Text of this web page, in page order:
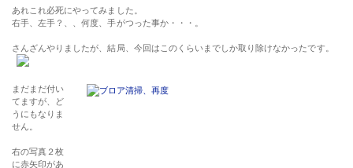
あれこれ必死にやってみました。
右手、左手？、、何度、手がつった事か・・・。
さんざんやりましたが、結局、今回はこのくらいまでしか取り除けなかったです。
まだまだ付い
てますが、ど
うにもなりま
せん。
右の写真２枚
に赤矢印があ